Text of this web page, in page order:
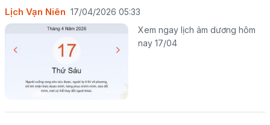
Lịch Vạn Niên 17/04/2026 05:33
Xem ngay lịch âm dương hôm
nay 17/04